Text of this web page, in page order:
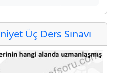
Üç Ders Sınavı